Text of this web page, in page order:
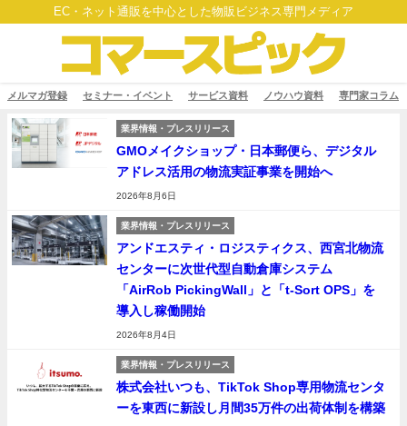
EC・ネット通販を中心とした物販ビジネス専門メディア
メルマガ登録 セミナー・イベント サービス資料 ノウハウ資料 専門家コラム
業界情報・プレスリリース
GMOメイクショップ・日本郵便ら、デジタル
アドレス活用の物流実証事業を開始へ
2026年8月6日
業界情報・プレスリリース
アンドエスティ・ロジスティクス、西宮北物流
センターに次世代型自動倉庫システム
「AirRob PickingWall」と「t-Sort OPS」を
導入し稼働開始
2026年8月4日
業界情報・プレスリリース
株式会社いつも、TikTok Shop専用物流センタ
ーを東西に新設し月間35万件の出荷体制を構築